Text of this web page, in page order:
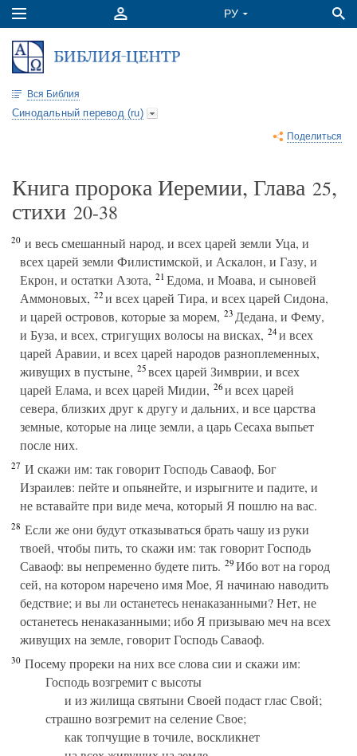
Вся Библия
Синодальный перевод (ru)
Поделиться
Книга пророка Иеремии, Глава 25,
стихи 20-38
20 и весь смешанный народ, и всех царей земли Уца, и
всех царей земли Филистимской, и Аскалон, и Газу, и
Екрон, и остатки Азота, 21Едома, и Моава, и сыновей
Аммоновых, 22и всех царей Тира, и всех царей Сидона,
и царей островов, которые за морем, 23Дедана, и Фему,
и Буза, и всех, стригущих волосы на висках, 24и всех
царей Аравии, и всех царей народов разноплеменных,
живущих в пустыне, 25всех царей Зимврии, и всех
царей Елама, и всех царей Мидии, 26и всех царей
севера, близких друг к другу и дальних, и все царства
земные, которые на лице земли, а царь Сесаха выпьет
после них.
27 И скажи им: так говорит Господь Саваоф, Бог
Израилев: пейте и опьянейте, и изрыгните и падите, и
не вставайте при виде меча, который Я пошлю на вас.
28 Если же они будут отказываться брать чашу из руки
твоей, чтобы пить, то скажи им: так говорит Господь
Саваоф: вы непременно будете пить. 29Ибо вот на город
сей, на котором наречено имя Мое, Я начинаю наводить
бедствие; и вы ли останетесь ненаказанными? Нет, не
останетесь ненаказанными; ибо Я призываю меч на всех
живущих на земле, говорит Господь Саваоф.
30 Посему прореки на них все слова сии и скажи им:
Господь возгремит с высоты
и из жилища святыни Своей подаст глас Свой;
страшно возгремит на селение Свое;
как топчущие в точиле, воскликнет